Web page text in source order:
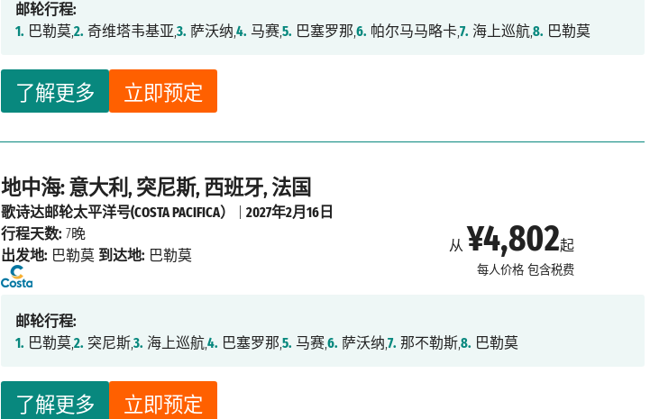
了解更多 立即预定
邮轮行程:
1. 巴勒莫,2. 奇维塔韦基亚,3. 萨沃纳,4. 马赛,5. 巴塞罗那,6. 帕尔马马略卡,7. 海上巡航,8. 巴勒莫
地中海: 意大利, 突尼斯, 西班牙, 法国
从 ¥4,802起
每人价格 包含税费
了解更多 立即预定
歌诗达邮轮太平洋号(COSTA PACIFICA） |2027年2月16日
行程天数: 7晚
出发地: 巴勒莫 到达地: 巴勒莫
邮轮行程:
1. 巴勒莫,2. 突尼斯,3. 海上巡航,4. 巴塞罗那,5. 马赛,6. 萨沃纳,7. 那不勒斯,8. 巴勒莫